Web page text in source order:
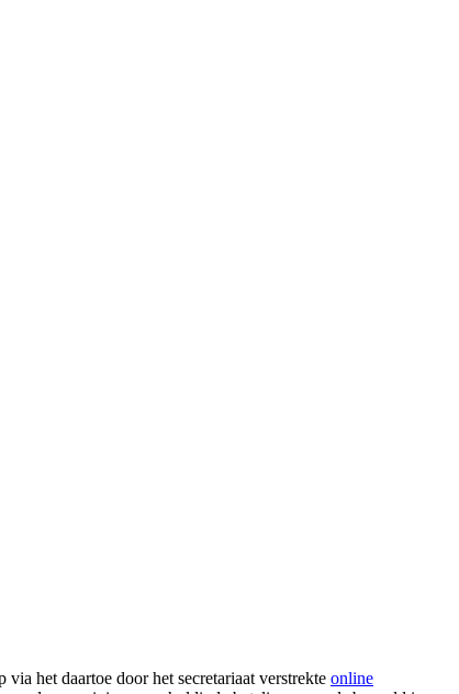
het daartoe door het secretariaat verstrekte online